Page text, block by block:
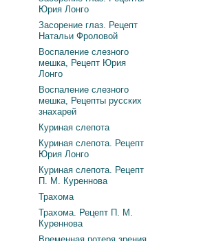
Юрия Лонго
Засорение глаз. Рецепт
Натальи Фроловой
Воспаление слезного
мешка, Рецепт Юрия
Лонго
Воспаление слезного
мешка, Рецепты русских
знахарей
Куриная слепота
Куриная слепота. Рецепт
Юрия Лонго
Куриная слепота. Рецепт
П. М. Куреннова
Трахома
Трахома. Рецепт П. М.
Куреннова